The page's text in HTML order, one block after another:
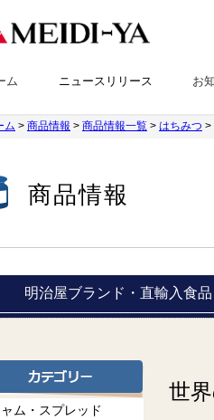
ム ニュースリリース お
ム > 商品情報 > 商品情報一覧 > はちみつ >
商品情報
明治屋ブランド・ 直輸入食品
ム・スプレッド
世